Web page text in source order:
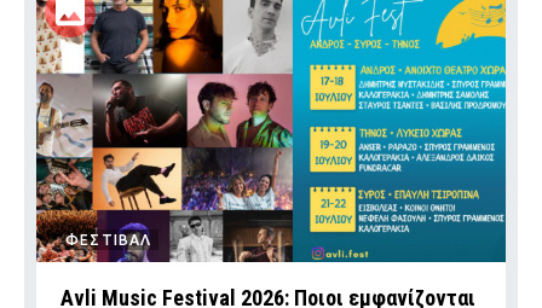
ΦΕΣΤΙΒΑΛ
Avli Music Festival 2026: Ποιοι εμφανίζονται